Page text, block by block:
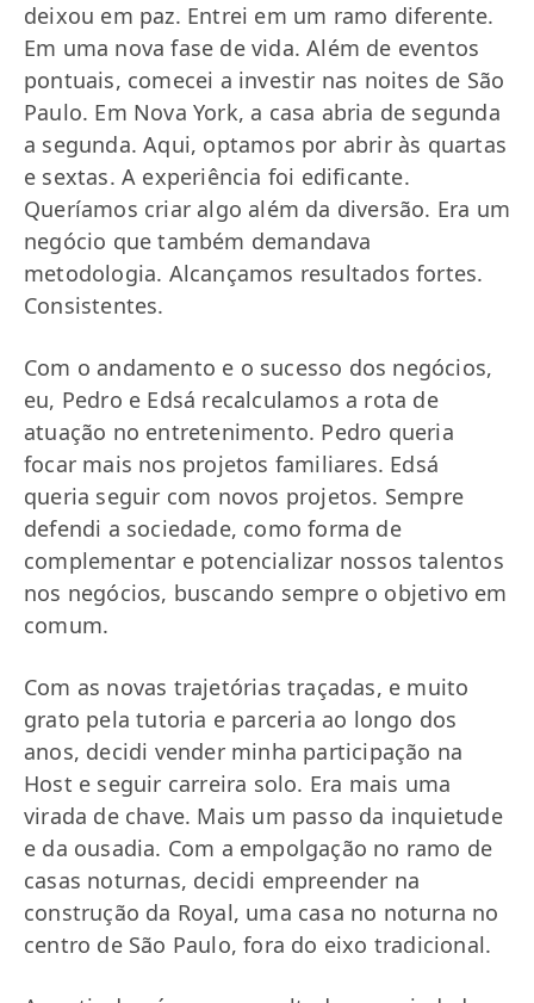
deixou em paz. Entrei em um ramo diferente.
Em uma nova fase de vida. Além de eventos
pontuais, comecei a investir nas noites de São
Paulo. Em Nova York, a casa abria de segunda
a segunda. Aqui, optamos por abrir às quartas
e sextas. A experiência foi edificante.
Queríamos criar algo além da diversão. Era um
negócio que também demandava
metodologia. Alcançamos resultados fortes.
Consistentes.
Com o andamento e o sucesso dos negócios,
eu, Pedro e Edsá recalculamos a rota de
atuação no entretenimento. Pedro queria
focar mais nos projetos familiares. Edsá
queria seguir com novos projetos. Sempre
defendi a sociedade, como forma de
complementar e potencializar nossos talentos
nos negócios, buscando sempre o objetivo em
comum.
Com as novas trajetórias traçadas, e muito
grato pela tutoria e parceria ao longo dos
anos, decidi vender minha participação na
Host e seguir carreira solo. Era mais uma
virada de chave. Mais um passo da inquietude
e da ousadia. Com a empolgação no ramo de
casas noturnas, decidi empreender na
construção da Royal, uma casa no noturna no
centro de São Paulo, fora do eixo tradicional.